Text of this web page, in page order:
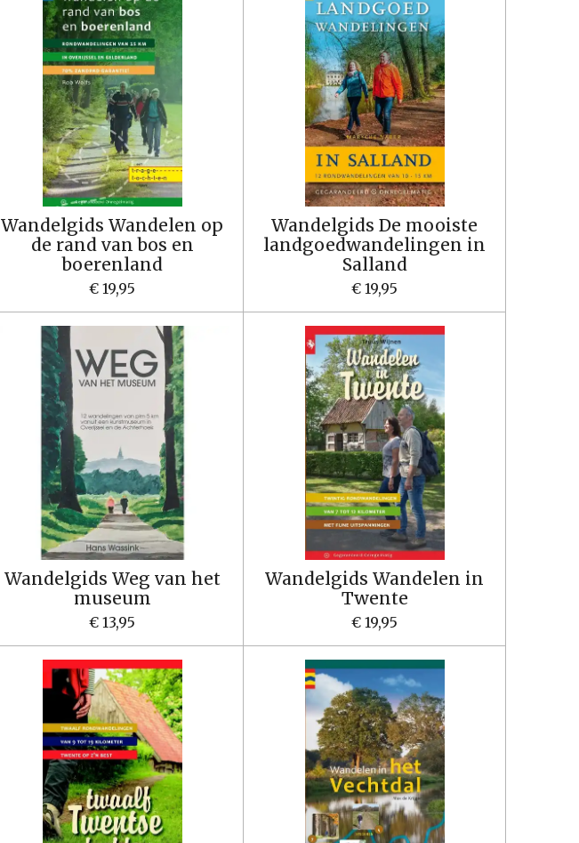
Wandelgids Wandelen op
de rand van bos en
boerenland
€ 19,95
Wandelgids De mooiste
landgoedwandelingen in
Salland
€ 19,95
Wandelgids Weg van het
museum
€ 13,95
Wandelgids Wandelen in
Twente
€ 19,95